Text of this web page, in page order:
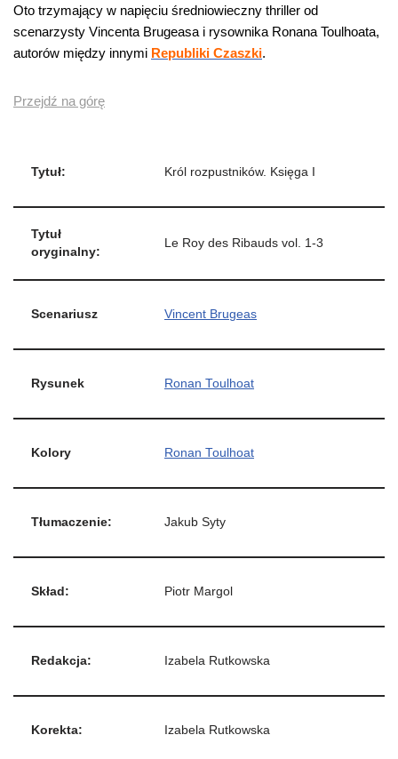
Oto trzymający w napięciu średniowieczny thriller od
scenarzysty Vincenta Brugeasa i rysownika Ronana Toulhoata,
autorów między innymi Republiki Czaszki.
Przejdź na górę
Tytuł: Król rozpustników. Księga I
Tytuł
oryginalny:
Le Roy des Ribauds vol. 1-3
Scenariusz Vincent Brugeas
Rysunek Ronan Toulhoat
Kolory Ronan Toulhoat
Tłumaczenie: Jakub Syty
Skład: Piotr Margol
Redakcja: Izabela Rutkowska
Korekta: Izabela Rutkowska